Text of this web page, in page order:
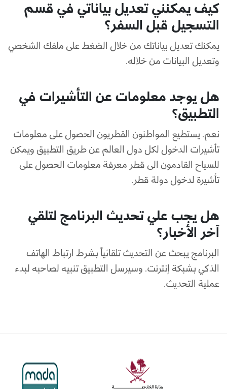
كيف يمكنني تعديل بياناتي في قسم
التسجيل قبل السفر؟
يمكنك تعديل بياناتك من خلال الضغط على ملفك الشخصي
وتعديل البيانات من خلاله.
هل يوجد معلومات عن التأشيرات في
التطبيق؟
نعم. يستطيع المواطنون القطريون الحصول على معلومات
تأشيرات الدخول لكل دول العالم عن طريق التطبيق ويمكن
للسياح القادمون الى قطر معرفة معلومات الحصول على
تأشيرة لدخول دولة قطر.
هل يجب علي تحديث البرنامج لتلقي
آخر الأخبار؟
البرنامج يبحث عن التحديث تلقائياً بشرط ارتباط الهاتف
الذكي بشبكة إنترنت. وسيرسل التطبيق تنبيه لصاحبه لبدء
عملية التحديث.